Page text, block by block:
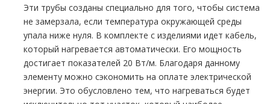
Эти трубы созданы специально для того, чтобы система
не замерзала, если температура окружающей среды
упала ниже нуля. В комплекте с изделиями идет кабель,
который нагревается автоматически. Его мощность
достигает показателей 20 Вт/м. Благодаря данному
элементу можно сэкономить на оплате электрической
энергии. Это обусловлено тем, что нагреваться будет